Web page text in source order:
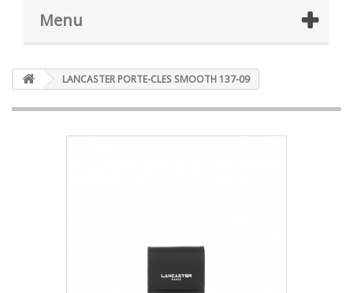
Menu
LANCASTER PORTE-CLES SMOOTH 137-09